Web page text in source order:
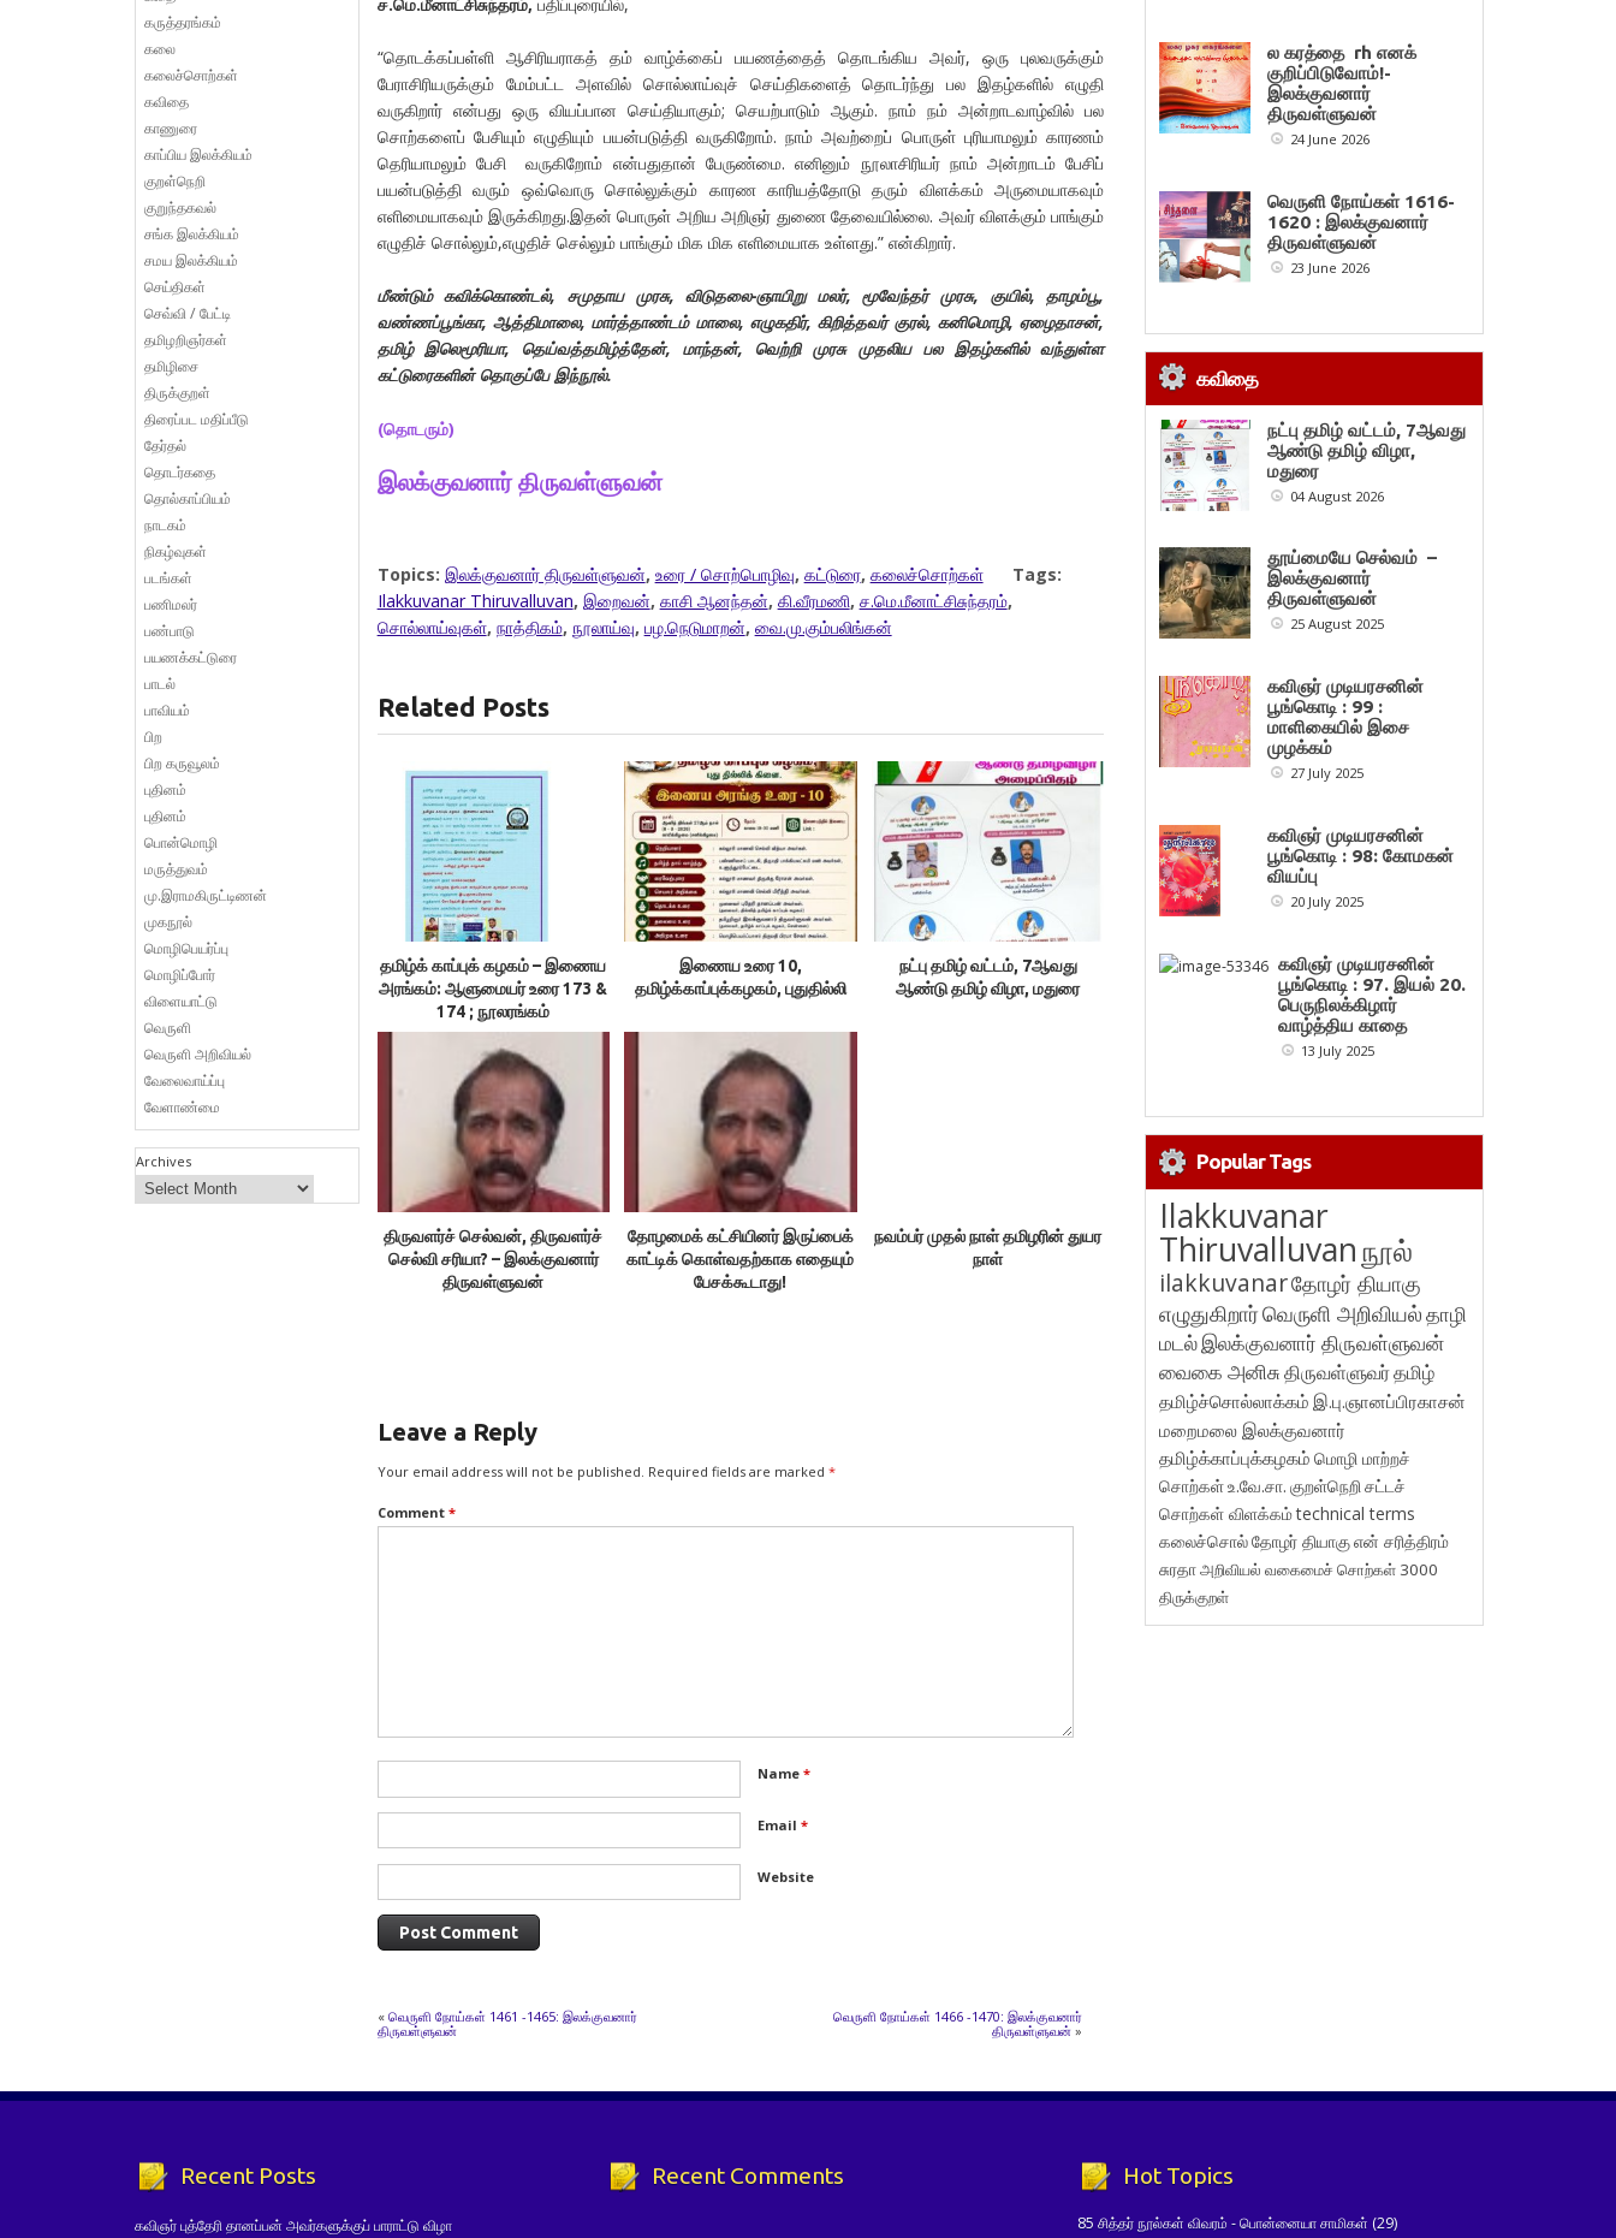
“தொடக்கப்பள்ளி ஆசிரியராகத் தம் வாழ்க்கைப் பயணத்தைத் தொடங்கிய அவர், ஒரு புலவருக்கும்
பேராசிரியருக்கும் மேம்பட்ட அளவில் சொல்லாய்வுச் செய்திகளைத் தொடர்ந்து பல இதழ்களில் எழுதி
வருகிறார் என்பது ஒரு வியப்பான செய்தியாகும்; செயற்பாடும் ஆகும். நாம் நம் அன்றாடவாழ்வில் பல
சொற்களைப் பேசியும் எழுதியும் பயன்படுத்தி வருகிறோம். நாம் அவற்றைப் பொருள் புரியாமலும் காரணம்
தெரியாமலும் பேசி வருகிறோம் என்பதுதான் பேருண்மை. எனினும் நூலாசிரியர் நாம் அன்றாடம் பேசிப்
பயன்படுத்தி வரும் ஒவ்வொரு சொல்லுக்கும் காரண காரியத்தோடு தரும் விளக்கம் அருமையாகவும்
எளிமையாகவும் இருக்கிறது.இதன் பொருள் அறிய அறிஞர் துணை தேவையில்லை. அவர் விளக்கும் பாங்கும்
எழுதிச் சொல்லும்,எழுதிச் செல்லும் பாங்கும் மிக மிக எளிமையாக உள்ளது.” என்கிறார்.
மீண்டும் கவிக்கொண்டல், சமுதாய முரசு, விடுதலை-ஞாயிறு மலர், மூவேந்தர் முரசு, குயில், தாழம்பூ,
வண்ணப்பூங்கா, ஆத்திமாலை, மார்த்தாண்டம் மாலை, எழுகதிர், கிறித்தவர் குரல், கனிமொழி, ஏழைதாசன்,
தமிழ் இலெமூரியா, தெய்வத்தமிழ்த்தேன், மாந்தன், வெற்றி முரசு முதலிய பல இதழ்களில் வந்துள்ள
கட்டுரைகளின் தொகுப்பே இந்நூல்.
(தொடரும்)
இலக்குவனார் திருவள்ளுவன்
Topics: இலக்குவனார் திருவள்ளுவன், உரை / சொற்பொழிவு, கட்டுரை, கலைச்சொற்கள்
Tags:
Ilakkuvanar Thiruvalluvan, இறைவன், காசி ஆனந்தன், கி.வீரமணி, ச.மெ.மீனாட்சிசுந்தரம்,
சொல்லாய்வுகள், நாத்திகம், நூலாய்வு, பழ.நெடுமாறன், வை.மு.கும்பலிங்கன்
Related Posts
தமிழ்க் காப்புக் கழகம் – இணைய
அரங்கம்: ஆளுமையர் உரை 173 &
174 ; நூலரங்கம்
இணைய உரை 10,
தமிழ்க்காப்புக்கழகம், புதுதில்லி
நட்பு தமிழ் வட்டம், 7ஆவது
ஆண்டு தமிழ் விழா, மதுரை
திருவளர்ச் செல்வன், திருவளர்ச்
செல்வி சரியா? – இலக்குவனார்
திருவள்ளுவன்
தோழமைக் கட்சியினர் இருப்பைக்
காட்டிக் கொள்வதற்காக எதையும்
பேசக்கூடாது!
நவம்பர் முதல் நாள் தமிழரின் துயர
நாள்
Leave a Reply
Your email address will not be published. Required fields are marked *
Comment *
Name *
Email *
Website
« வெருளி நோய்கள் 1461 -1465: இலக்குவனார்
திருவள்ளுவன்
வெருளி நோய்கள் 1466 -1470: இலக்குவனார்
திருவள்ளுவன் »
கருத்தரங்கம்
கலை
கலைச்சொற்கள்
கவிதை
காணுரை
காப்பிய இலக்கியம்
குறள்நெறி
குறுந்தகவல்
சங்க இலக்கியம்
சமய இலக்கியம்
செய்திகள்
செவ்வி / பேட்டி
தமிழறிஞர்கள்
தமிழிசை
திருக்குறள்
திரைப்பட மதிப்பீடு
தேர்தல்
தொடர்கதை
தொல்காப்பியம்
நாடகம்
நிகழ்வுகள்
படங்கள்
பணிமலர்
பண்பாடு
பயணக்கட்டுரை
பாடல்
பாவியம்
பிற
பிற கருவூலம்
புதினம்
புதினம்
பொன்மொழி
மருத்துவம்
மு.இராமகிருட்டிணன்
முகநூல்
மொழிபெயர்ப்பு
மொழிப்போர்
விளையாட்டு
வெருளி
வெருளி அறிவியல்
வேலைவாய்ப்பு
வேளாண்மை
Archives
ல கரத்தை rh எனக்
குறிப்பிடுவோம்!-
இலக்குவனார்
திருவள்ளுவன்
24 June 2026
வெருளி நோய்கள் 1616-
1620 : இலக்குவனார்
திருவள்ளுவன்
23 June 2026
கவிதை
நட்பு தமிழ் வட்டம், 7ஆவது
ஆண்டு தமிழ் விழா,
மதுரை
04 August 2026
தூய்மையே செல்வம் –
இலக்குவனார்
திருவள்ளுவன்
25 August 2025
கவிஞர் முடியரசனின்
பூங்கொடி : 99 :
மாளிகையில் இசை
முழக்கம்
27 July 2025
கவிஞர் முடியரசனின்
பூங்கொடி : 98: கோமகன்
வியப்பு
20 July 2025
கவிஞர் முடியரசனின்
பூங்கொடி : 97. இயல் 20.
பெருநிலக்கிழார்
வாழ்த்திய காதை
13 July 2025
Popular Tags
Ilakkuvanar
Thiruvalluvanநூல்
ilakkuvanarதோழர் தியாகு
எழுதுகிறார்வெருளி அறிவியல்தாழி
மடல்இலக்குவனார் திருவள்ளுவன்
வைகை அனிசுதிருவள்ளுவர்தமிழ்
தமிழ்ச்சொல்லாக்கம் இ.பு.ஞானப்பிரகாசன்
மறைமலை இலக்குவனார்
தமிழ்க்காப்புக்கழகம் மொழி மாற்றச்
சொற்கள்உ.வே.சா. குறள்நெறி சட்டச்
சொற்கள் விளக்கம்technical terms
கலைச்சொல்தோழர் தியாகுஎன் சரித்திரம்
சுரதாஅறிவியல் வகைமைச் சொற்கள் 3000
திருக்குறள்
Recent Posts
கவிஞர் புத்தேரி தானப்பன் அவர்களுக்குப் பாராட்டு விழா
Recent Comments Hot Topics
85 சித்தர் நூல்கள் விவரம் - பொன்னையா சாமிகள் (29)